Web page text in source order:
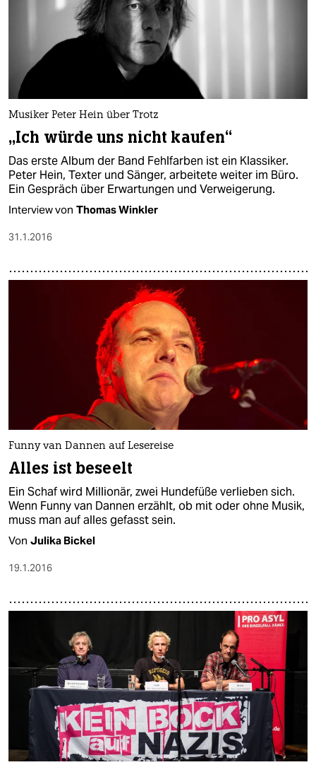
Musiker Peter Hein über Trotz
„Ich würde uns nicht kaufen“
Das erste Album der Band Fehlfarben ist ein Klassiker.
Peter Hein, Texter und Sänger, arbeitete weiter im Büro.
Ein Gespräch über Erwartungen und Verweigerung.
Interview von Thomas Winkler
31.1.2016
Funny van Dannen auf Lesereise
Alles ist beseelt
Ein Schaf wird Millionär, zwei Hundefüße verlieben sich.
Wenn Funny van Dannen erzählt, ob mit oder ohne Musik,
muss man auf alles gefasst sein.
Von Julika Bickel
19.1.2016